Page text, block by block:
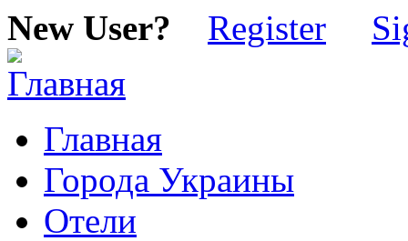
New User? Register
Главная
Города Украины
Отели